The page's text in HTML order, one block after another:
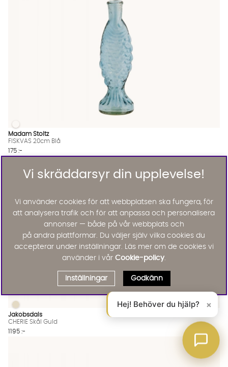
FISKVAS 20cm Blå Finns även i dessa färger:
FISKVAS 20cm Blå
Madam Stoltz
FISKVAS 20cm Blå
175 :-
CHERIE Skål Guld Finns även i dessa färger:
CHERIE Skål Guld
Jakobsdals
CHERIE Skål Guld
1195 :-
Lägg
Vi skräddarsyr din upplevelse!
Vi använder cookies för att webbplatsen ska fungera, för
att analysera trafik och för att anpassa och personalisera
annonser — både på vår webbplats och
på andra plattformar. Du väljer själv vilka cookies du
accepterar under inställningar. Läs mer om de cookies vi
använder i vår Cookie-policy.
Inställningar Godkänn
Hej! Behöver du hjälp? ×